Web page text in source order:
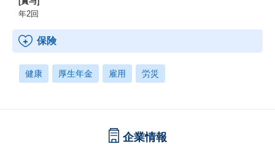
年2回
保険
健康 厚生年金 雇用 労災
企業情報